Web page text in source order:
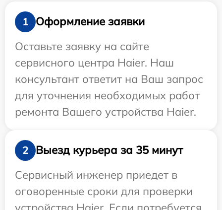
1
Оформление заявки
Оставьте заявку на сайте
сервисного центра Haier. Наш
консультант ответит на Ваш запрос
для уточнения необходимых работ
ремонта Вашего устройства Haier.
2
Выезд курьера за 35 минут
Сервисный инженер приедет в
оговоренные сроки для проверки